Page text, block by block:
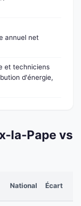
annuel net
et techniciens
d'énergie,
la-Pape vs
National Écart